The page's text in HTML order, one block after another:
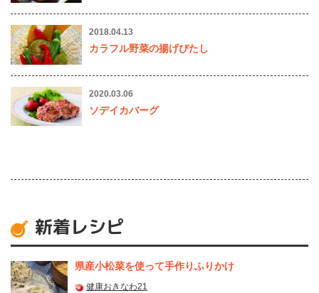
2018.04.13
カラフル野菜の揚げびたし
2020.03.06
ソデイカバーグ
新着レシピ
県産⼩松菜を使って⼿作りふりかけ
健康おきなわ21